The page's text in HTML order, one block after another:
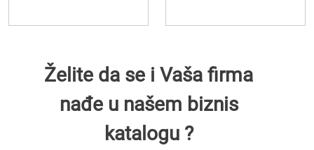
Želite da se i Vaša firma
nađe u našem biznis
katalogu ?